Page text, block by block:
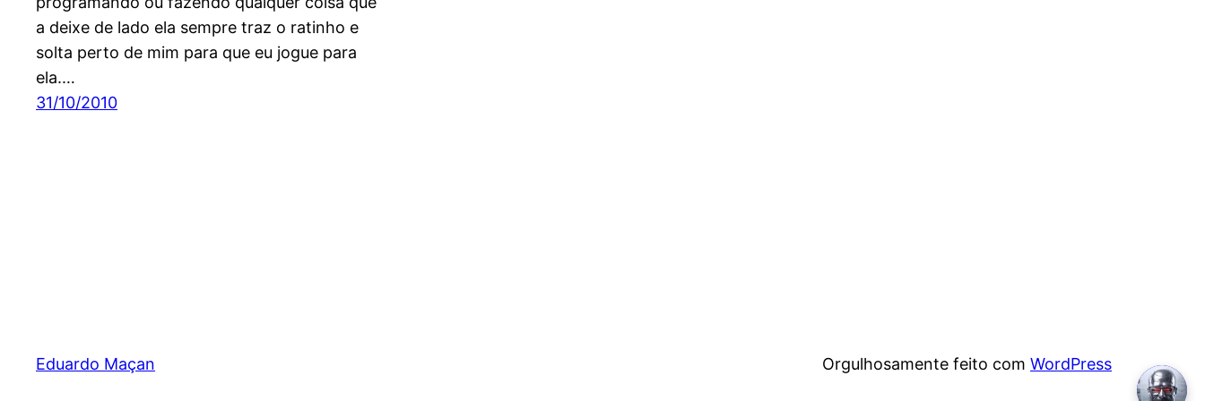
a deixe de lado ela sempre traz o ratinho e
solta perto de mim para que eu jogue para
ela.…
31/10/2010
Eduardo Maçan Orgulhosamente feito com WordPress